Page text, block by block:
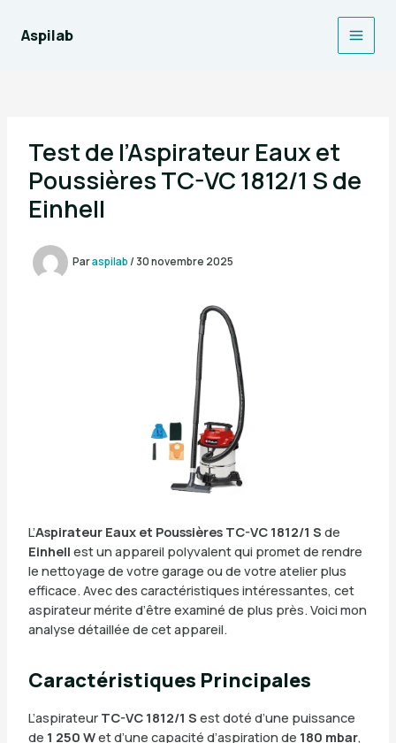
contenu
Aspilab
Main
Test de l’Aspirateur Eaux et
Poussières TC-VC 1812/1 S de
Einhell
Paraspilab/ 30 novembre 2025
L’Aspirateur Eaux et Poussières TC-VC 1812/1 S de
Einhell est un appareil polyvalent qui promet de rendre
le nettoyage de votre garage ou de votre atelier plus
efficace. Avec des caractéristiques intéressantes, cet
aspirateur mérite d’être examiné de plus près. Voici mon
analyse détaillée de cet appareil.
Caractéristiques Principales
L’aspirateur TC-VC 1812/1 S est doté d’une puissance
de 1 250 Wet d’une capacité d’aspiration de 180 mbar,